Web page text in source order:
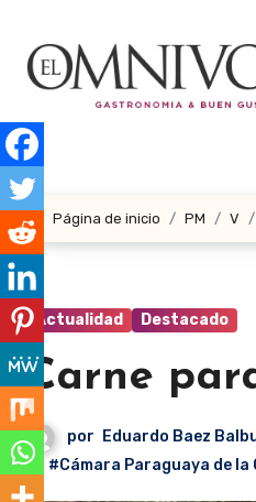
contenido
Página de inicio PM V
Actualidad Destacado
Carne
por Eduardo Baez
#Cámara Paraguaya de la